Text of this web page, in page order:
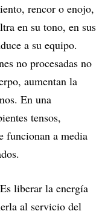
rencor o enojo,
en su tono, en sus
a su equipo.
no procesadas no
aumentan la
En una
tensos,
funcionan a media
liberar la energía
al servicio del